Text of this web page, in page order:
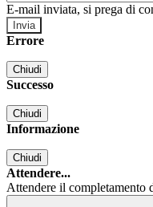
E-mail inviata, si prega di
Errore
Chiudi
Successo
Chiudi
Informazione
Chiudi
Attendere...
Attendere il completamento